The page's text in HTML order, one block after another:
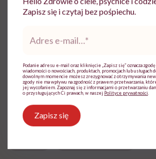
Z wykształcenia
neurologopedka. Pisze
Zobacz profil
Udostępnij
Powiązane tematy:
Zapisz się i czytaj bez pośpiechu.
mail*
Podanie adresu e-mail oraz kliknięcie „Zapisz się” oznacza
wiadomości o nowościach, produktach, promocjach lub
dowolnym momencie możesz zrezygnować z otrzymywania
zgody nie ma wpływu na zgodność z prawem przetwarzania,
jej wycofaniem. Zapoznaj się z informacjami o przetwarzaniu
o przysługujących Ci prawach, w naszej Polityce prywatności
Zapisz się